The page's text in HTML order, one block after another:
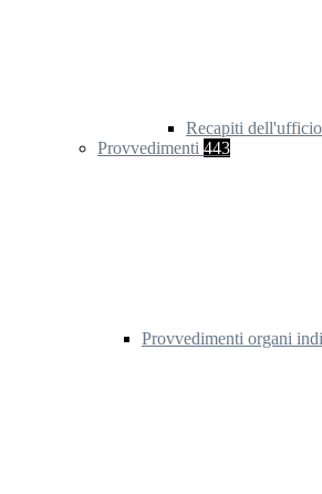
Recapiti
Provvedimenti 443
Provvedimenti organi